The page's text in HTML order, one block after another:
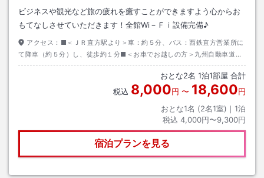
ビジネスや観光など旅の疲れを癒すことができますよう心からお
もてなしさせていただきます！全館Wi－Ｆｉ設備完備♪
アクセス： ■＜ＪＲ直方駅より＞車：約５分、バス：西鉄直方営業所に
て降車（約５分）し、徒歩約１分■＜お車でお越しの方＞九州自動車道／
八幡ＩＣより約７分、または都市高速／都市高金剛より約７分。
おとな2名 1泊1部屋 合計
税込 8,000円 〜 18,600円
おとな1名 (2名1室)｜ 1泊
税込 4,000円〜9,300円
宿泊プランを見る